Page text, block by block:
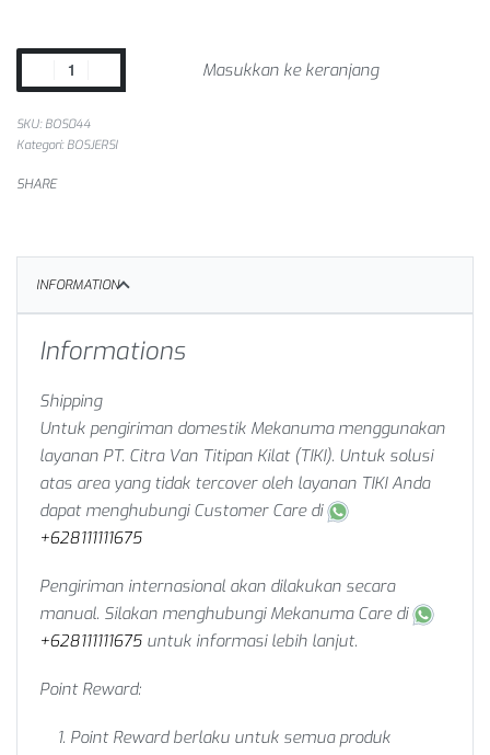
Masukkan ke keranjang
SKU: BOS044
Kategori: BOSJERSI
SHARE
INFORMATION
Informations
Shipping
Untuk pengiriman domestik Mekanuma menggunakan
layanan PT. Citra Van Titipan Kilat (TIKI). Untuk solusi
atas area yang tidak tercover oleh layanan TIKI Anda
dapat menghubungi Customer Care di
+628111111675
Pengiriman internasional akan dilakukan secara
manual. Silakan menghubungi Mekanuma Care di
+628111111675 untuk informasi lebih lanjut.
Point Reward:
Point Reward berlaku untuk semua produk